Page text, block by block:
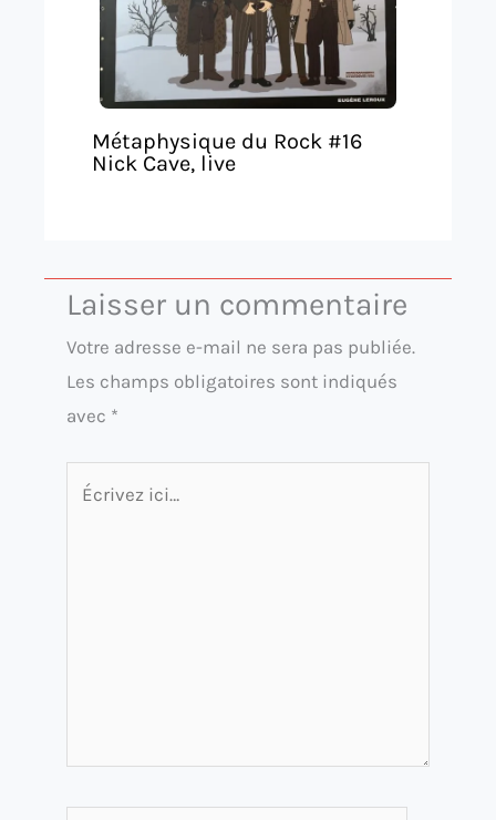
Métaphysique du Rock #16
Nick Cave, live
Laisser un commentaire
Votre adresse e-mail ne sera pas publiée.
Les champs obligatoires sont indiqués
avec *